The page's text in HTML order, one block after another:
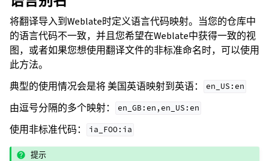
将翻译导入到Weblate时定义语言代码映射。当您的仓库中
的语言代码不一致，并且您希望在Weblate中获得一致的视
图，或者如果您想使用翻译文件的非标准命名时，可以使用
此方法。
典型的使用情况会是将 美国英语映射到英语：
en_US:en
由逗号分隔的多个映射： en_GB:en,en_US:en
使用非标准代码： ia_FOO:ia
提示